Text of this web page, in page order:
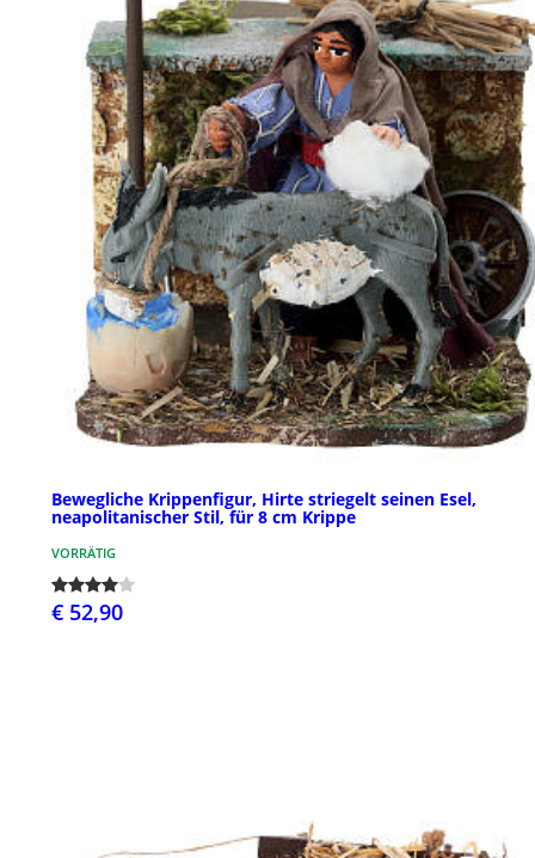
Bewegliche Krippenfigur, Hirte striegelt seinen Esel,
neapolitanischer Stil, für 8 cm Krippe
VORRÄTIG
€ 52,90